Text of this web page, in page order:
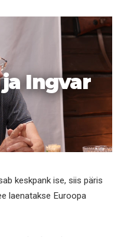
ja Ingvar
keskpank ise, siis päris
laenatakse Euroopa